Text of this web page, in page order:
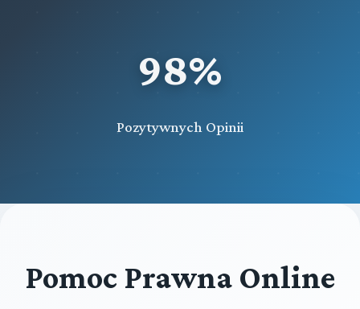
98%
Pozytywnych Opinii
Pomoc Prawna Online